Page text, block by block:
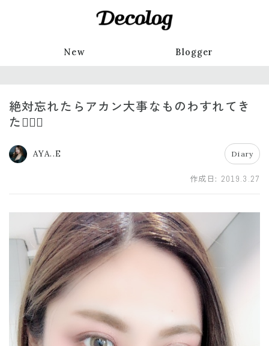
New Blogger
絶対忘れたらアカン大事なものわすれてき
た🤦🏼‍♀️
AYA..E Diary
作成日: 2019.3.27